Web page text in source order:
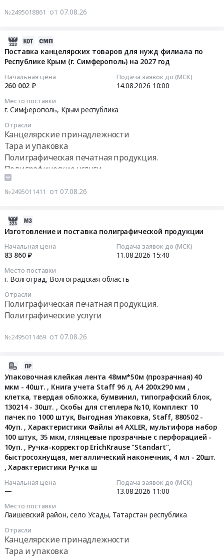
№2495018861 от 07.08.26
Поставка канцелярских товаров для нужд филиала по
Республике Крым (г. Симферополь) на 2027 год
Начальная цена
260 002 ₽
Подача заявок до (МСК)
14.08.2026 10:00
Место поставки
г. Симферополь, Крым республика
Отрасли
Канцелярские принадлежности
Тара и упаковка
Полиграфическая печатная продукция.
Полиграфические услуги
№2495011411 от 07.08.26
Изготовление и поставка полиграфической продукции
Начальная цена
83 860 ₽
Подача заявок до (МСК)
11.08.2026 15:40
Место поставки
г. Волгоград, Волгоградская область
Отрасли
Полиграфическая печатная продукция.
Полиграфические услуги
№2495011469 от 07.08.26
Упаковочная клейкая лента 48мм*50м (прозрачная) 40
мкм - 40шт. , Книга учета Staff 96 л, А4 200х290 мм ,
клетка, твердая обложка, бумвинил, типографский блок,
130214 - 30шт. , Скобы для степлера №10, Комплект 10
пачек по 1000 штук, Выгодная Упаковка, Staff, 880502 -
40уп. , Характеристики Файлы а4 AXLER, мультифора набор
100 штук, 35 мкм, глянцевые прозрачные с перфорацией -
10уп. , Ручка-корректор ErichKrause "Standart",
быстросохнущая, металлический наконечник, 4 мл - 20шт.
, Характеристики Ручка ш
Начальная цена
—
Подача заявок до (МСК)
13.08.2026 11:00
Место поставки
Лаишевский район, село Усады, Татарстан республика
Отрасли
Канцелярские принадлежности
Тара и упаковка